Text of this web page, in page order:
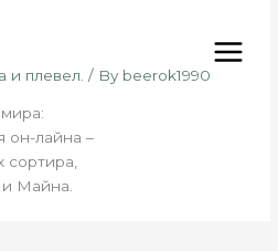
и плевел. / By beerok1990
он-лайна –
сортира,
Майна.